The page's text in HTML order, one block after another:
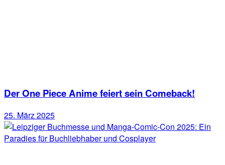
Der One Piece Anime feiert sein Comeback!
25. März 2025